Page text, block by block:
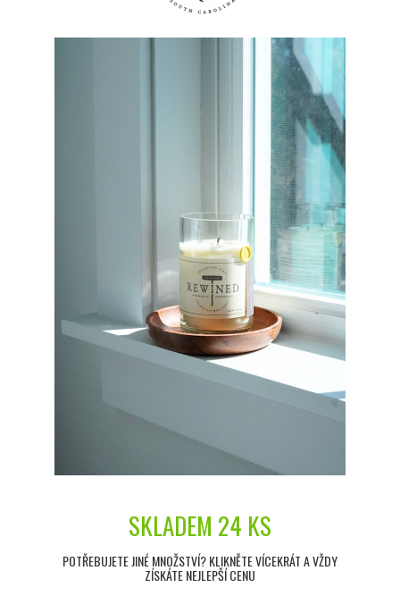
SKLADEM 24 KS
POTŘEBUJETE JINÉ MNOŽSTVÍ? KLIKNĚTE VÍCEKRÁT A VŽDY
ZÍSKÁTE NEJLEPŠÍ CENU